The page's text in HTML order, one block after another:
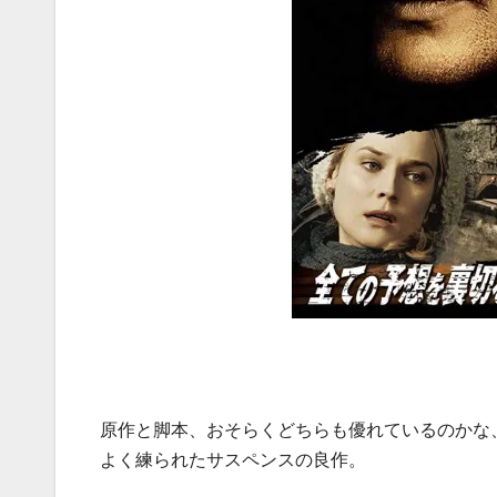
原作と脚本、おそらくどちらも優れているのかな
よく練られたサスペンスの良作。